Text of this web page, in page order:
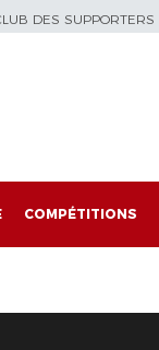
DES SUPPORTERS
COMPÉTITIONS